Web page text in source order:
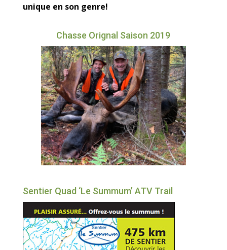
unique en son genre!
Chasse Orignal Saison 2019
Sentier Quad ‘Le Summum’ ATV Trail